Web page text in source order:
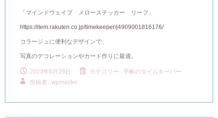
「マインドウェイブ メローステッカー リーフ」
https://item.rakuten.co.jp/timekeeper/j4909001816176/
コラージュに便利なデザインで、
写真のデコレーションやカード作りに最適。
2023年6月29日 カテゴリー : 手帳のタイムキーパー
投稿者 : wpmaster